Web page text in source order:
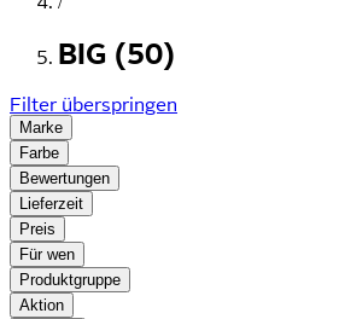
BIG (50)
Filter überspringen
Marke
Farbe
Bewertungen
Lieferzeit
Preis
Für wen
Produktgruppe
Aktion